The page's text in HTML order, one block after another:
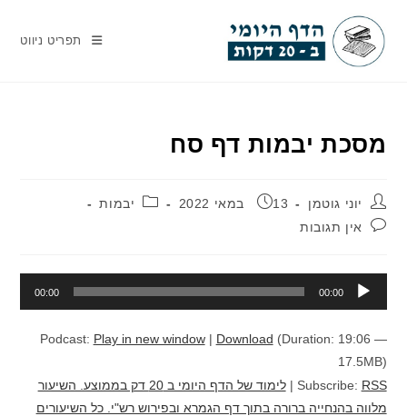
content
תפריט ניווט
מסכת יבמות דף סח
מחבר:יוני גוטמן פורסם:
13 במאי 2022 קטגוריה:
יבמות
תגובות:אין תגובות
00:00
00:00
Podcast: Play in new window| Download (Duration: 19:06 —
17.5MB)
Subscribe: RSS
|
לימוד של הדף היומי ב 20 דק בממוצע. השיעור
מלווה בהנחייה ברורה בתוך דף הגמרא ובפירוש רש"י. כל השיעורים